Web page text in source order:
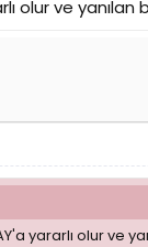
olur ve yanılan
yararlı olur ve